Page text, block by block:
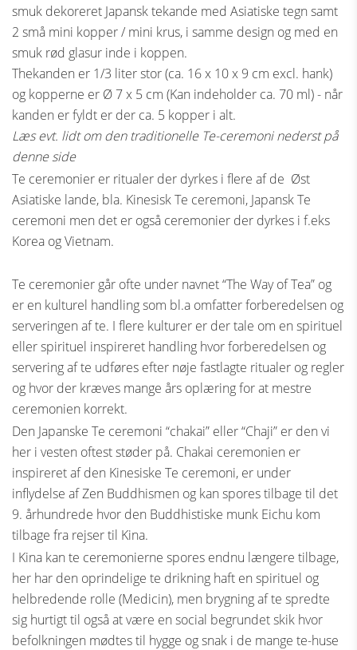
smuk dekoreret Japansk tekande med Asiatiske tegn samt
2 små mini kopper / mini krus, i samme design og med en
smuk rød glasur inde i koppen.
Thekanden er 1/3 liter stor (ca. 16 x 10 x 9 cm excl. hank)
og kopperne er Ø 7 x 5 cm (Kan indeholder ca. 70 ml) - når
kanden er fyldt er der ca. 5 kopper i alt.
Læs evt. lidt om den traditionelle Te-ceremoni nederst på
denne side
Te ceremonier er ritualer der dyrkes i flere af de Øst
Asiatiske lande, bla. Kinesisk Te ceremoni, Japansk Te
ceremoni men det er også ceremonier der dyrkes i f.eks
Korea og Vietnam.
Te ceremonier går ofte under navnet “The Way of Tea” og
er en kulturel handling som bl.a omfatter forberedelsen og
serveringen af te. I flere kulturer er der tale om en spirituel
eller spirituel inspireret handling hvor forberedelsen og
servering af te udføres efter nøje fastlagte ritualer og regler
og hvor der kræves mange års oplæring for at mestre
ceremonien korrekt.
Den Japanske Te ceremoni “chakai” eller “Chaji” er den vi
her i vesten oftest støder på. Chakai ceremonien er
inspireret af den Kinesiske Te ceremoni, er under
inflydelse af Zen Buddhismen og kan spores tilbage til det
9. århundrede hvor den Buddhistiske munk Eichu kom
tilbage fra rejser til Kina.
I Kina kan te ceremonierne spores endnu længere tilbage,
her har den oprindelige te drikning haft en spirituel og
helbredende rolle (Medicin), men brygning af te spredte
sig hurtigt til også at være en social begrundet skik hvor
befolkningen mødtes til hygge og snak i de mange te-huse